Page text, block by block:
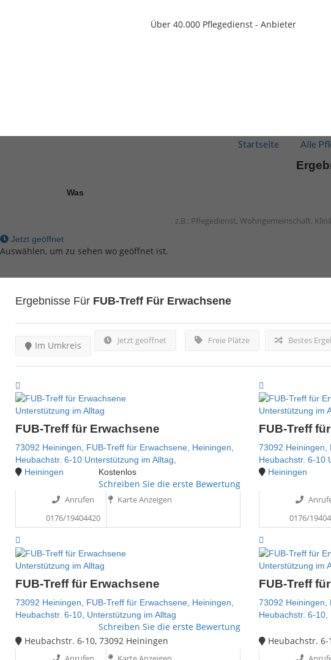
Über 40.000 Pflegedienst - Anbieter
Startseite Alle
Was
Jetzt geöffnet
Auswählen, um zu sehen wo geöffnet ist.
Ergebnisse Für FUB-Treff Für Erwachsene
Jetzt geöffnet Freie Plätze
Im Umkreis Bestes
Unterstützung im Alltag
FUB-Treff für Erwachsene
73092 Heiningen, FUB-Treff für Erwachsene, Heiningen,
Heubachstr. 6-10 Unterstützung im Alltag,
Kostenlos
Schreiben Sie die erste Bewertung
Heiningen
Anrufen
0176/19404420
Karte Anzeigen
Unterstützung im Alltag
FUB-Treff für Erwachsene
73092 Heiningen, FUB-Treff für Erwachsene, Heiningen,
Heubachstr. 6-10, Unterstützung im Alltag
Schreiben Sie die erste Bewertung
Heubachstr. 6-10, 73092 Heiningen
Unterstützung im
FUB-Treff
73092 Heiningen,
Heubachstr. 6-10
Heiningen
0176/
Unterstützung im
FUB-Treff
73092 Heiningen,
Heubachstr. 6-10,
Heubachstr. 6-